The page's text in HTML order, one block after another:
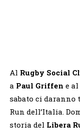
Al Rugby Social
a Paul Griffen e al
sabato ci daranno
Run dell’Italia.
storia del Libera